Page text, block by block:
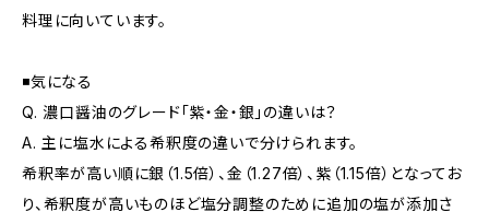
料理に向いています。
◾️気になる
Q. 濃口醤油のグレード「紫・金・銀」の違いは？
A. 主に塩水による希釈度の違いで分けられます。
希釈率が高い順に銀（1.5倍）、金（1.27倍）、紫（1.15倍）となってお
り、希釈度が高いものほど塩分調整のために追加の塩が添加さ